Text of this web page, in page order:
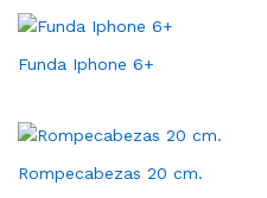
Funda Iphone 6+
Rompecabezas 20 cm.